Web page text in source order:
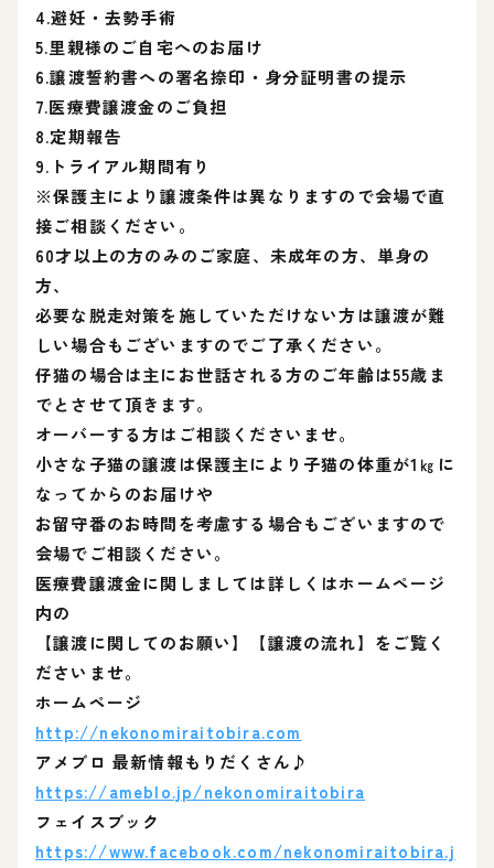
4.避妊・去勢手術
5.里親様のご自宅へのお届け
6.譲渡誓約書への署名捺印・身分証明書の提示
7.医療費譲渡金のご負担
8.定期報告
9.トライアル期間有り
※保護主により譲渡条件は異なりますので会場で直
接ご相談ください。
60才以上の方のみのご家庭、未成年の方、単身の
方、
必要な脱走対策を施していただけない方は譲渡が難
しい場合もございますのでご了承ください。
仔猫の場合は主にお世話される方のご年齢は55歳ま
でとさせて頂きます。
オーバーする方はご相談くださいませ。
小さな子猫の譲渡は保護主により子猫の体重が1㎏に
なってからのお届けや
お留守番のお時間を考慮する場合もございますので
会場でご相談ください。
医療費譲渡金に関しましては詳しくはホームページ
内の
【譲渡に関してのお願い】【譲渡の流れ】をご覧く
ださいませ。
ホームページ
http://nekonomiraitobira.com
アメブロ 最新情報もりだくさん♪
https://ameblo.jp/nekonomiraitobira
フェイスブック
https://www.facebook.com/nekonomiraitobira.j